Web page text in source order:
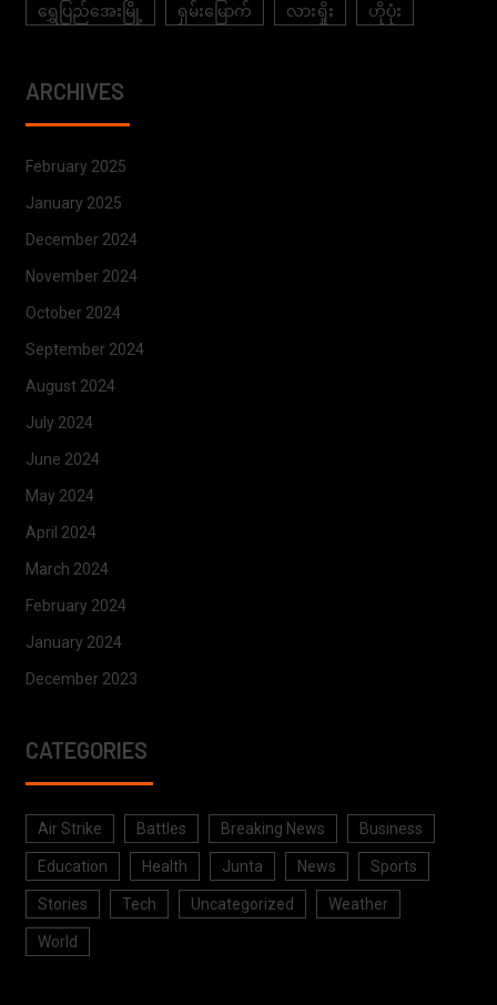
ရွှေပြည်အေးမြို့ ရှမ်းမြောက် လားရှိုး ဟိုပုံး
ARCHIVES
February 2025
January 2025
December 2024
November 2024
October 2024
September 2024
August 2024
July 2024
June 2024
May 2024
April 2024
March 2024
February 2024
January 2024
December 2023
CATEGORIES
Air Strike Battles Breaking News Business
Education Health Junta News Sports
Stories Tech Uncategorized Weather
World